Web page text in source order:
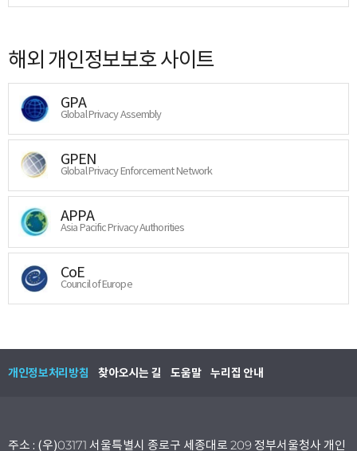
해외 개인정보보호 사이트
GPA
Global Privacy Assembly
GPEN
Global Privacy Enforcement Network
APPA
Asia Pacific Privacy Authorities
CoE
Council of Europe
개인정보처리방침 찾아오시는 길 도움말 누리집 안내
주소 : (우)03171 서울특별시 종로구 세종대로 209 정부서울청사 개인